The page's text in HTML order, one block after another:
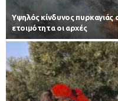
Υψηλός κίνδυνος
ετοιμότητα οι αρχές